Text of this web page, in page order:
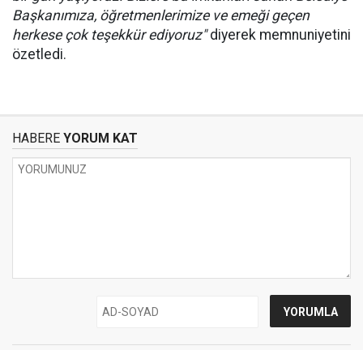
Başkanımıza, öğretmenlerimize ve emeği geçen
herkese çok teşekkür ediyoruz"diyerek memnuniyetini
özetledi.
HABERE YORUM KAT